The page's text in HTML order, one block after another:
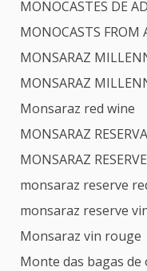
MONOCASTES DE
MONOCASTS FROM
MONSARAZ
MONSARAZ
Monsaraz red wine
MONSARAZ
MONSARAZ
monsaraz reserve
monsaraz reserve
Monsaraz vin rouge
Monte das bagas de